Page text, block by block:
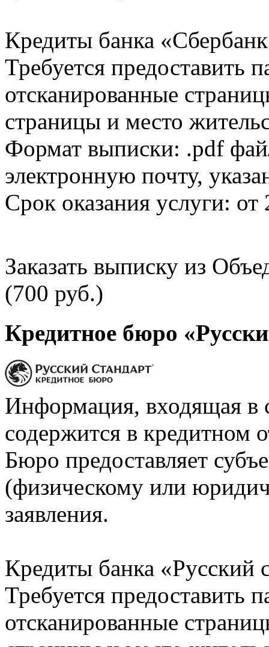
Кредиты банка
Требуется предоставить
отсканированные
страницы и место
Формат выписки: .pdf
электронную почту,
Срок оказания услуги: от
Заказать выписку из
(700 руб.)
Кредитное бюро
Информация, входящая в
содержится в кредитном
Бюро предоставляет
(физическому или
заявления.
Кредиты банка «Русский
Требуется предоставить
отсканированные